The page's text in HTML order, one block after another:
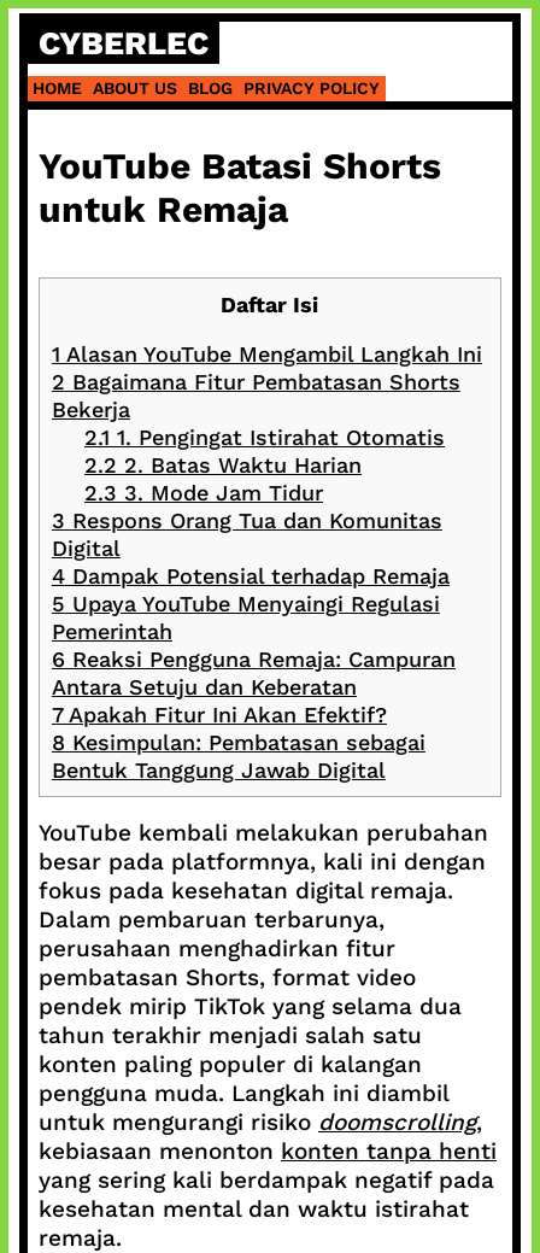
Skip
content
CYBERLEC
HOME ABOUT US BLOG PRIVACY POLICY
YouTube Batasi Shorts
untuk Remaja
Daftar Isi
1 Alasan YouTube Mengambil Langkah Ini
2 Bagaimana Fitur Pembatasan Shorts
Bekerja
2.1 1. Pengingat Istirahat Otomatis
2.2 2. Batas Waktu Harian
2.3 3. Mode Jam Tidur
3 Respons Orang Tua dan Komunitas
Digital
4Dampak Potensial terhadap Remaja
5 Upaya YouTube Menyaingi Regulasi
Pemerintah
6 Reaksi Pengguna Remaja: Campuran
Antara Setuju dan Keberatan
7Apakah Fitur Ini Akan Efektif?
8 Kesimpulan: Pembatasan sebagai
Bentuk Tanggung Jawab Digital
YouTube kembali melakukan perubahan
besar pada platformnya, kali ini dengan
fokus pada kesehatan digital remaja.
Dalam pembaruan terbarunya,
perusahaan menghadirkan fitur
pembatasan Shorts, format video
pendek mirip TikTok yang selama dua
tahun terakhir menjadi salah satu
konten paling populer di kalangan
pengguna muda. Langkah ini diambil
untuk mengurangi risiko doomscrolling,
kebiasaan menonton konten tanpa henti
yang sering kali berdampak negatif pada
kesehatan mental dan waktu istirahat
remaja.